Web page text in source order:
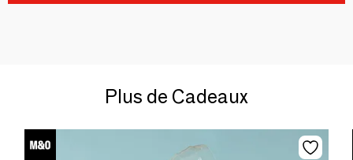
Plus de Cadeaux